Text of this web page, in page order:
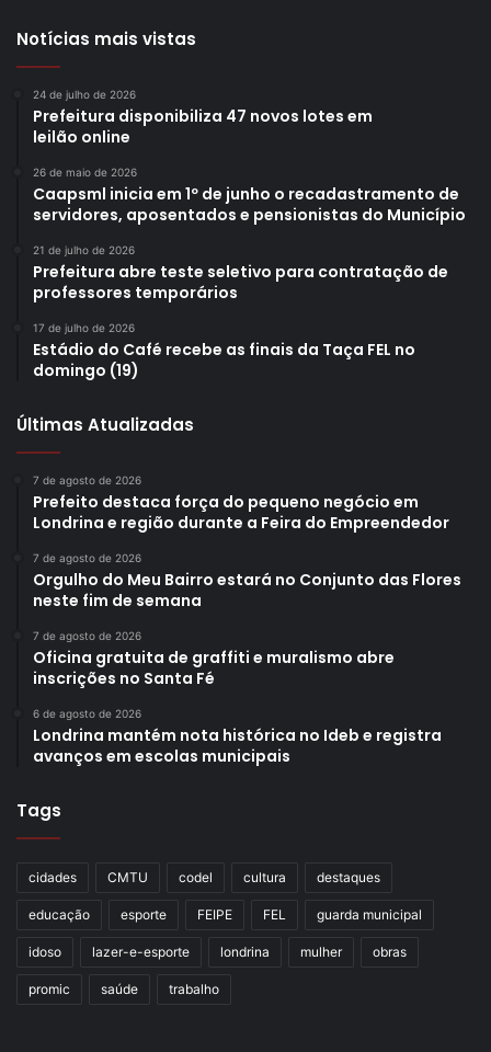
Notícias mais vistas
24 de julho de 2026
Prefeitura disponibiliza 47 novos lotes em
leilão online
26 de maio de 2026
Caapsml inicia em 1º de junho o recadastramento de
servidores, aposentados e pensionistas do Município
21 de julho de 2026
Prefeitura abre teste seletivo para contratação de
professores temporários
17 de julho de 2026
Estádio do Café recebe as finais da Taça FEL no
domingo (19)
Últimas Atualizadas
7 de agosto de 2026
Prefeito destaca força do pequeno negócio em
Londrina e região durante a Feira do Empreendedor
7 de agosto de 2026
Orgulho do Meu Bairro estará no Conjunto das Flores
neste fim de semana
7 de agosto de 2026
Oficina gratuita de graffiti e muralismo abre
inscrições no Santa Fé
6 de agosto de 2026
Londrina mantém nota histórica no Ideb e registra
avanços em escolas municipais
Tags
cidades CMTU codel cultura destaques
educação esporte FEIPE FEL guarda municipal
idoso lazer-e-esporte londrina mulher obras
promic saúde trabalho